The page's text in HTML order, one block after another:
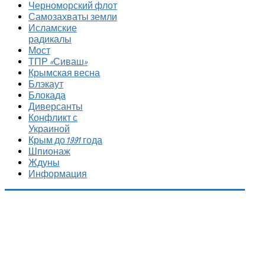
Черноморский флот
Самозахваты земли
Исламские
радикалы
Мост
ТПР «Сиваш»
Крымская весна
Блэкаут
Блокада
Диверсанты
Конфликт с
Украиной
Крым до 1991 года
Шпионаж
Ждуны
Информация